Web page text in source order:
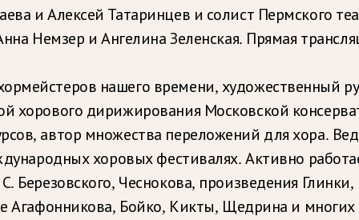
и Алексей Татаринцев и солист Пермского
Немзер и Ангелина Зеленская. Прямая
нашего времени, художественный
хорового дирижирования Московской
автор множества переложений для хора.
хоровых фестивалях. Активно
Чеснокова, произведения
Агафонникова, Бойко, Кикты, Щедрина и многих